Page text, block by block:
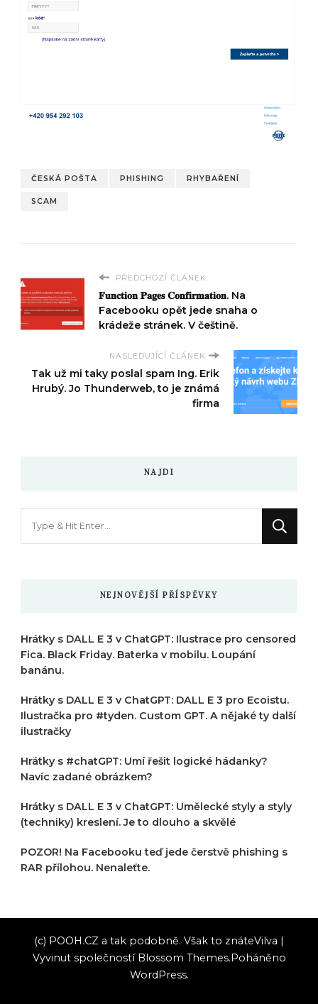
ČESKÁ POŠTA PHISHING RHYBAŘENÍ
SCAM
PŘEDCHOZÍ ČLÁNEK
𝐅𝐮𝐧𝐜𝐭𝐢𝐨𝐧 𝐏𝐚𝐠𝐞𝐬 𝐂𝐨𝐧𝐟𝐢𝐫𝐦𝐚𝐭𝐢𝐨𝐧. Na
Facebooku opět jede snaha o
krádeže stránek. V češtině.
NASLEDUJÍCÍ ČLÁNEK
Tak už mi taky poslal spam Ing. Erik
Hrubý. Jo Thunderweb, to je známá
firma
NAJDI
NEJNOVĚJŠÍ PŘÍSPĚVKY
Hrátky s DALL E 3 v ChatGPT: Ilustrace pro censored
Fica. Black Friday. Baterka v mobilu. Loupání
banánu.
Hrátky s DALL E 3 v ChatGPT: DALL E 3 pro Ecoistu.
Ilustračka pro #tyden. Custom GPT. A nějaké ty další
ilustračky
Hrátky s #chatGPT: Umí řešit logické hádanky?
Navíc zadané obrázkem?
Hrátky s DALL E 3 v ChatGPT: Umělecké styly a styly
(techniky) kreslení. Je to dlouho a skvělé
POZOR! Na Facebooku teď jede čerstvě phishing s
RAR přílohou. Nenaleťte.
(c) POOH.CZ a tak podobně. Však to znáteVilva |
Vyvinut společností Blossom Themes.Poháněno
WordPress.